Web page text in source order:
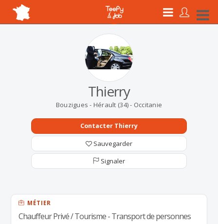
Thierry
Bouzigues - Hérault (34) - Occitanie
Contacter Thierry
Sauvegarder
Signaler
MÉTIER
Chauffeur Privé / Tourisme - Transport de personnes